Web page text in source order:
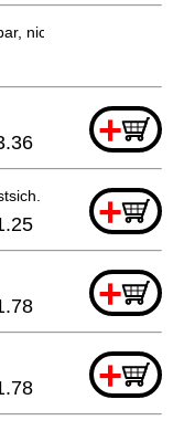
nicht bestellbar
+
+
+
+